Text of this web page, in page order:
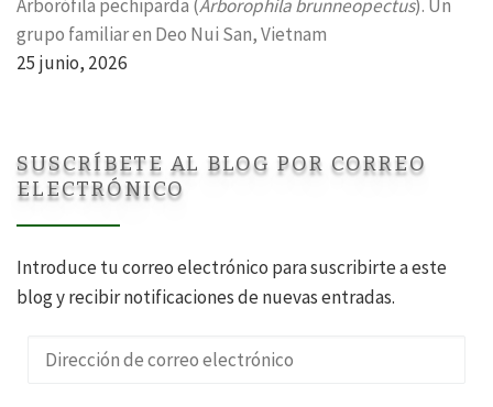
Arborófila pechiparda (Arborophila brunneopectus). Un
grupo familiar en Deo Nui San, Vietnam
25 junio, 2026
SUSCRÍBETE AL BLOG POR CORREO
ELECTRÓNICO
Introduce tu correo electrónico para suscribirte a este
blog y recibir notificaciones de nuevas entradas.
Dirección de correo electrónico